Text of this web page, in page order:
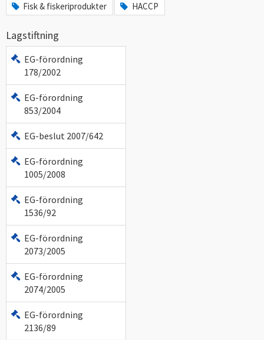
Fisk & fiskeriprodukter HACCP
Lagstiftning
EG-förordning
178/2002
EG-förordning
853/2004
EG-beslut 2007/642
EG-förordning
1005/2008
EG-förordning
1536/92
EG-förordning
2073/2005
EG-förordning
2074/2005
EG-förordning
2136/89